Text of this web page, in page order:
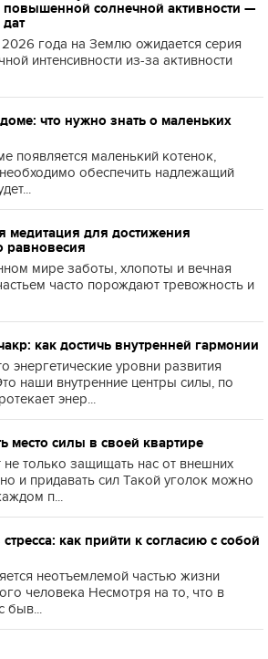
повышенной солнечной активности —
года на Землю ожидается серия
интенсивности из-за активности
что нужно знать о маленьких
появляется маленький котенок,
обеспечить надлежащий
медитация для достижения
равновесия
мире заботы, хлопоты и вечная
часто порождают тревожность и
как достичь внутренней гармонии
энергетические уровни развития
наши внутренние центры силы, по
энер...
место силы в своей квартире
только защищать нас от внешних
и придавать сил Такой уголок можно
п...
как прийти к согласию с собой
неотъемлемой частью жизни
человека Несмотря на то, что в
быв...